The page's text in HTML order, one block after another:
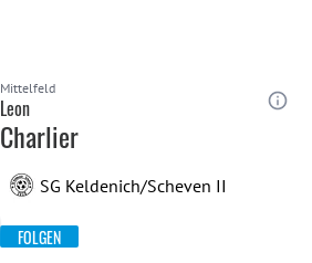
Mittelfeld
Leon
Charlier
SG Keldenich/Scheven II
FOLGEN